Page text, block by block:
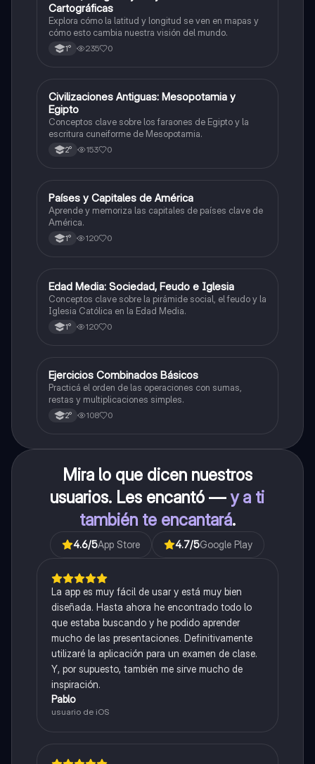
Cartográficas
Explora cómo la latitud y longitud se ven en mapas y
cómo esto cambia nuestra visión del mundo.
1° 235 0
CHistoria
Civilizaciones Antiguas: Mesopotamia y
Egipto
Conceptos clave sobre los faraones de Egipto y la
escritura cuneiforme de Mesopotamia.
2° 153 0
PGeografía
Países y Capitales de América
Aprende y memoriza las capitales de países clave de
América.
1° 120 0
EHistoria
Edad Media: Sociedad, Feudo e Iglesia
Conceptos clave sobre la pirámide social, el feudo y la
Iglesia Católica en la Edad Media.
1° 120 0
EMatemáticas
Ejercicios Combinados Básicos
Practicá el orden de las operaciones con sumas,
restas y multiplicaciones simples.
2° 108 0
Mira lo que dicen nuestros
usuarios. Les encantó —y a ti
también te encantará.
4.6/5App Store 4.7/5Google Play
La app es muy fácil de usar y está muy bien
diseñada. Hasta ahora he encontrado todo lo
que estaba buscando y he podido aprender
mucho de las presentaciones. Definitivamente
utilizaré la aplicación para un examen de clase.
Y, por supuesto, también me sirve mucho de
inspiración.
Pablo
usuario de iOS